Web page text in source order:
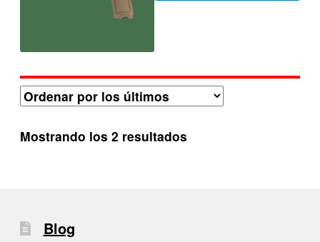
Mostrando los 2 resultados
Blog